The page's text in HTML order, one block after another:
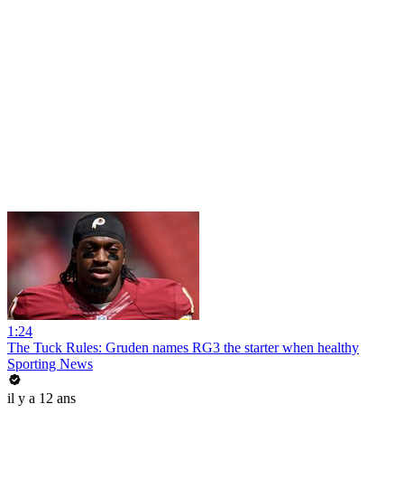
1:24
The Tuck Rules: Gruden names RG3 the starter when healthy
Sporting News
il y a 12 ans